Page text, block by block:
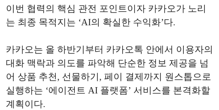
이번 협력의 핵심 관전 포인트이자 카카오가 노리
는 최종 목적지는 ‘AI의 확실한 수익화’다.
카카오는 올 하반기부터 카카오톡 안에서 이용자의
대화 맥락과 의도를 파악해 단순한 정보 제공을 넘
어 상품 추천, 선물하기, 페이 결제까지 원스톱으로
실행하는 ‘에이전트 AI 플랫폼’ 서비스를 본격화할
계획이다.